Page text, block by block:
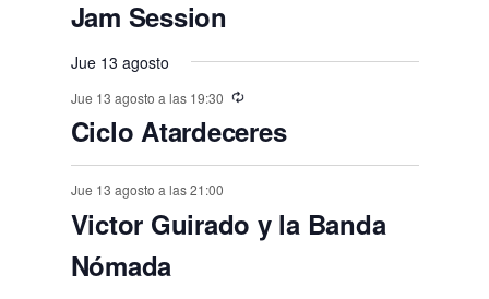
Jam Session
Jue 13 agosto
Jue 13 agosto a las 19:30
Ciclo Atardeceres
Jue 13 agosto a las 21:00
Victor Guirado y la Banda
Nómada